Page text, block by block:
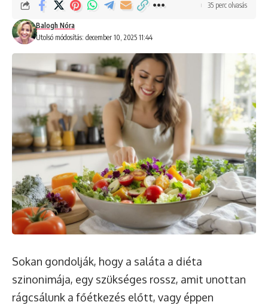
Utolsó módosítás: december 10, 2025 11:44
Balogh Nóra
35 perc olvasás
Sokan gondolják, hogy a saláta a diéta
szinonimája, egy szükséges rossz, amit unottan
rágcsálunk a főétkezés előtt, vagy éppen